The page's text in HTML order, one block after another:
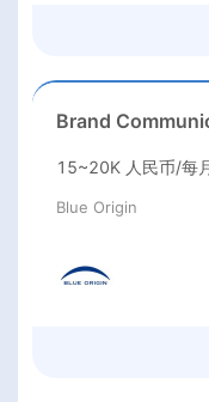
Brand
15~20K 人民币/每
Blue Origin